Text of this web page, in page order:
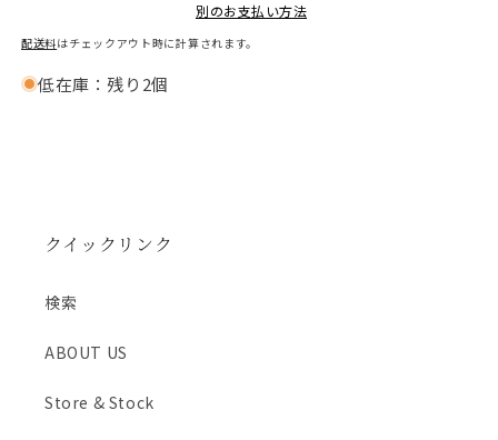
数
を
数
を
別のお支払い方法
配送料はチェックアウト時に計算されます。
低在庫：残り2個
クイックリンク
検索
ABOUT US
Store & Stock